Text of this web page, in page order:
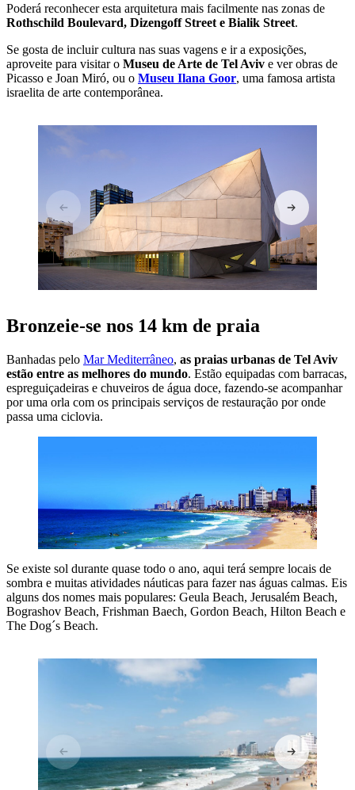
Poderá reconhecer esta arquitetura mais facilmente nas zonas de
Rothschild Boulevard, Dizengoff Street e Bialik Street.
Se gosta de incluir cultura nas suas vagens e ir a exposições,
aproveite para visitar o Museu de Arte de Tel Aviv e ver obras de
Picasso e Joan Miró, ou o Museu Ilana Goor, uma famosa artista
israelita de arte contemporânea.
Bronzeie-se nos 14 km de praia
Banhadas pelo Mar Mediterrâneo, as praias urbanas de Tel Aviv
estão entre as melhores do mundo. Estão equipadas com barracas,
espreguiçadeiras e chuveiros de água doce, fazendo-se acompanhar
por uma orla com os principais serviços de restauração por onde
passa uma ciclovia.
Se existe sol durante quase todo o ano, aqui terá sempre locais de
sombra e muitas atividades náuticas para fazer nas águas calmas. Eis
alguns dos nomes mais populares: Geula Beach, Jerusalém Beach,
Bograshov Beach, Frishman Baech, Gordon Beach, Hilton Beach e
The Dog´s Beach.